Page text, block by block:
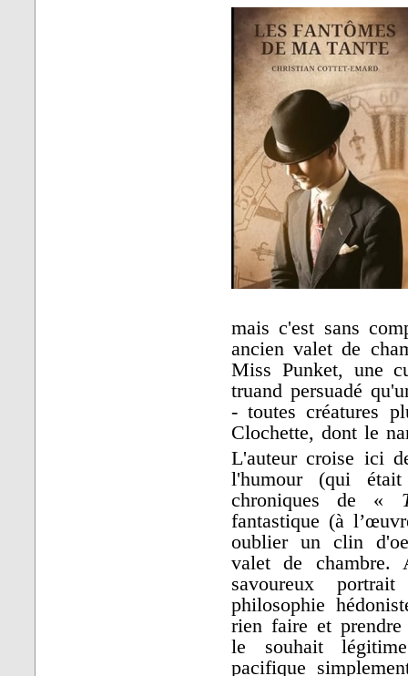
mais c'est sans
ancien valet de
Miss Punket, une
truand persuadé
- toutes créatures
Clochette, dont le
L'auteur croise ici
l'humour (qui
chroniques de «
fantastique (à
oublier un clin
valet de
savoureux
philosophie
rien faire et prendre
le souhait
pacifique